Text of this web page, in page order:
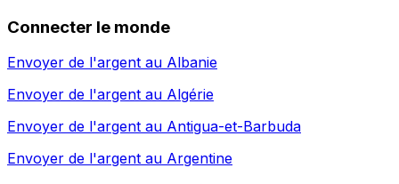
Connecter le monde
Envoyer de l'argent au Albanie
Envoyer de l'argent au Algérie
Envoyer de l'argent au Antigua-et-Barbuda
Envoyer de l'argent au Argentine